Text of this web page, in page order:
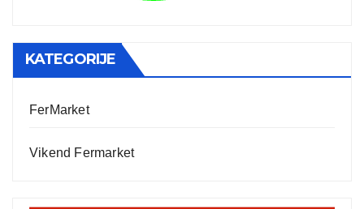
KATEGORIJE
FerMarket
Vikend Fermarket